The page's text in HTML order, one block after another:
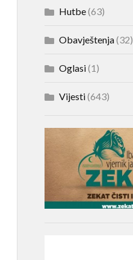
Hutbe(63)
Obavještenja(32)
Oglasi(1)
Vijesti(643)